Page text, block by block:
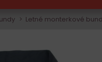
Letné monterkové